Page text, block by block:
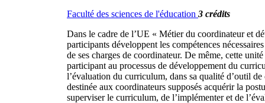
Faculté des sciences de l'éducation 3 crédits
Dans le cadre de l’UE « Métier du coordinateur et
participants développent les compétences
de ses charges de coordinateur. De même, cette
participant au processus de développement du
l’évaluation du curriculum, dans sa qualité d’outil
destinée aux coordinateurs supposés acquérir la
superviser le curriculum, de l’implémenter et de